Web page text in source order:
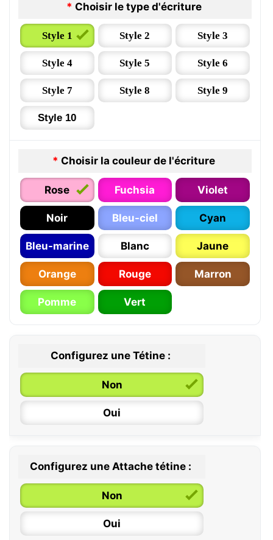
* Choisir le type d'écriture
Style 1 Style 2 Style 3
Style 4 Style 5 Style 6
Style 7 Style 8 Style 9
Style 10
* Choisir la couleur de l'écriture
Rose Fuchsia Violet
Noir Bleu-ciel Cyan
Bleu-marine Blanc Jaune
Orange Rouge Marron
Pomme Vert
Configurez une Tétine :
Non
Oui
0 / 6 mois
6 / 36 mois
Configurez une Attache tétine :
Non
Oui